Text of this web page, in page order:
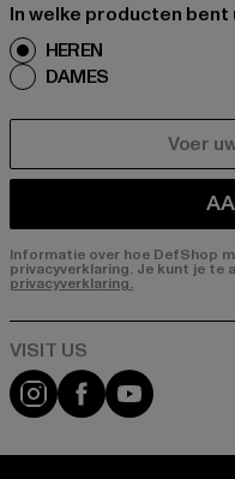
In welke producten
HEREN
DAMES
Informatie over hoe DefShop
privacyverklaring. Je kunt je
privacyverklaring.
Visit our Instagram
Visit ourVisit our